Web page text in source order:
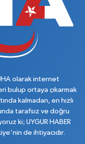
olarak internet
bulup ortaya çıkarmak
kalmadan, en hızlı
tarafsız ve doğru
ki; UYGUR HABER
de ihtiyacıdır.